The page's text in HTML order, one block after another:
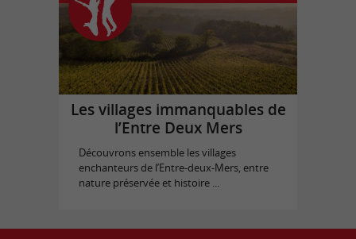
Les villages immanquables de
l’Entre Deux Mers
Découvrons ensemble les villages
enchanteurs de l’Entre-deux-Mers, entre
nature préservée et histoire ...